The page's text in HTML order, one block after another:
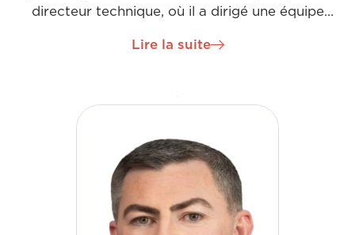
directeur technique, où il a dirigé une équipe
d'installations complexes de sous-stations à haute
exploitant ses compétences en matière
nombreux clients de premier plan et supervisant
des projets régionaux majeurs.
Lire la suite